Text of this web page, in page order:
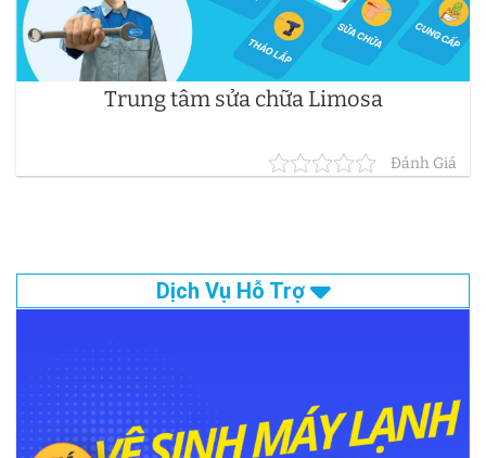
Trung tâm sửa chữa Limosa
Đánh Giá
Dịch Vụ Hỗ Trợ